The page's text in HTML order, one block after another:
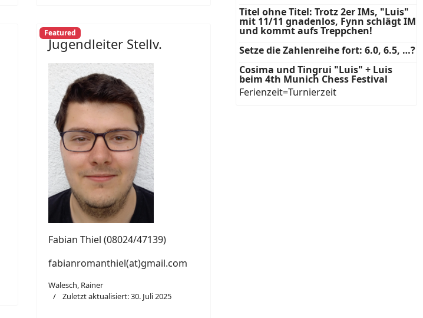
Featured
Jugendleiter Stellv.
Fabian Thiel (08024/47139)
fabianromanthiel(at)gmail.com
Walesch, Rainer
Zuletzt aktualisiert: 30. Juli 2025
Titel ohne Titel: Trotz 2er IMs, "Luis"
mit 11/11 gnadenlos, Fynn schlägt IM
und kommt aufs Treppchen!
Setze die Zahlenreihe fort: 6.0, 6.5, …?
Cosima und Tingrui "Luis" + Luis
beim 4th Munich Chess Festival
Ferienzeit=Turnierzeit